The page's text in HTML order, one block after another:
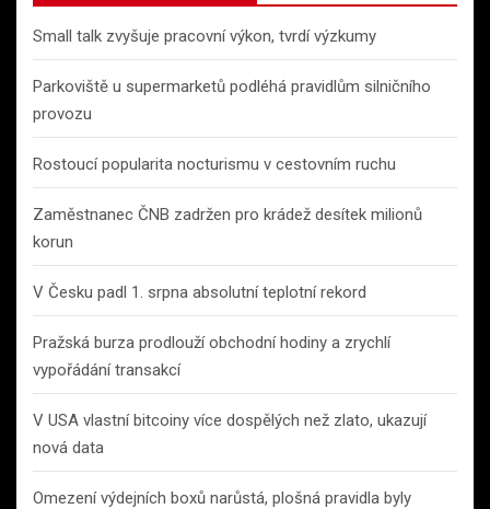
Small talk zvyšuje pracovní výkon, tvrdí výzkumy
Parkoviště u supermarketů podléhá pravidlům silničního
provozu
Rostoucí popularita nocturismu v cestovním ruchu
Zaměstnanec ČNB zadržen pro krádež desítek milionů
korun
V Česku padl 1. srpna absolutní teplotní rekord
Pražská burza prodlouží obchodní hodiny a zrychlí
vypořádání transakcí
V USA vlastní bitcoiny více dospělých než zlato, ukazují
nová data
Omezení výdejních boxů narůstá, plošná pravidla byly